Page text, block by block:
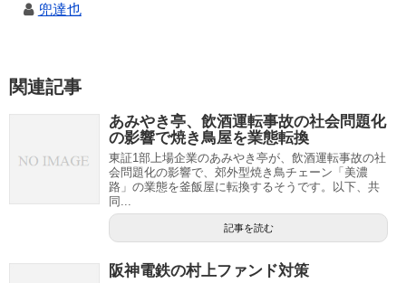
兜達也
関連記事
あみやき亭、飲酒運転事故の社会問題化
の影響で焼き鳥屋を業態転換
東証1部上場企業のあみやき亭が、飲酒運転事故の社
会問題化の影響で、郊外型焼き鳥チェーン「美濃
路」の業態を釜飯屋に転換するそうです。以下、共
同...
記事を読む
阪神電鉄の村上ファンド対策